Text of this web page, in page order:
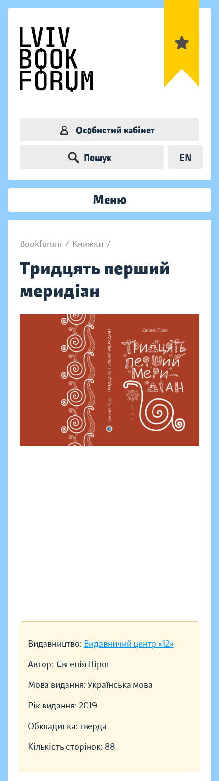
Особистий кабінет
Пошук EN
Меню
Bookforum / Книжки /
Тридцять перший
меридіан
Видавництво: Видавничий центр «12»
Автор: Євгенія Пірог
Мова видання: Українська мова
Рік видання: 2019
Обкладинка: тверда
Кількість сторінок: 88